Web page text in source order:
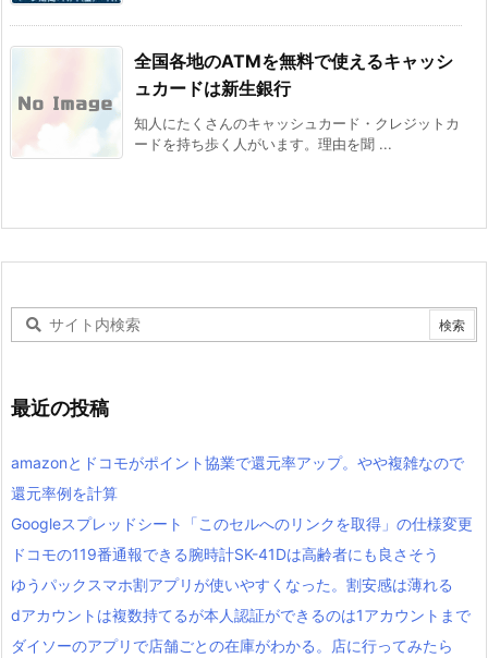
全国各地のATMを無料で使えるキャッシ
ュカードは新生銀行
知人にたくさんのキャッシュカード・クレジットカ
ードを持ち歩く人がいます。理由を聞 ...
最近の投稿
amazonとドコモがポイント協業で還元率アップ。やや複雑なので
還元率例を計算
Googleスプレッドシート「このセルへのリンクを取得」の仕様変更
ドコモの119番通報できる腕時計SK-41Dは高齢者にも良さそう
ゆうパックスマホ割アプリが使いやすくなった。割安感は薄れる
dアカウントは複数持てるが本人認証ができるのは1アカウントまで
ダイソーのアプリで店舗ごとの在庫がわかる。店に行ってみたら